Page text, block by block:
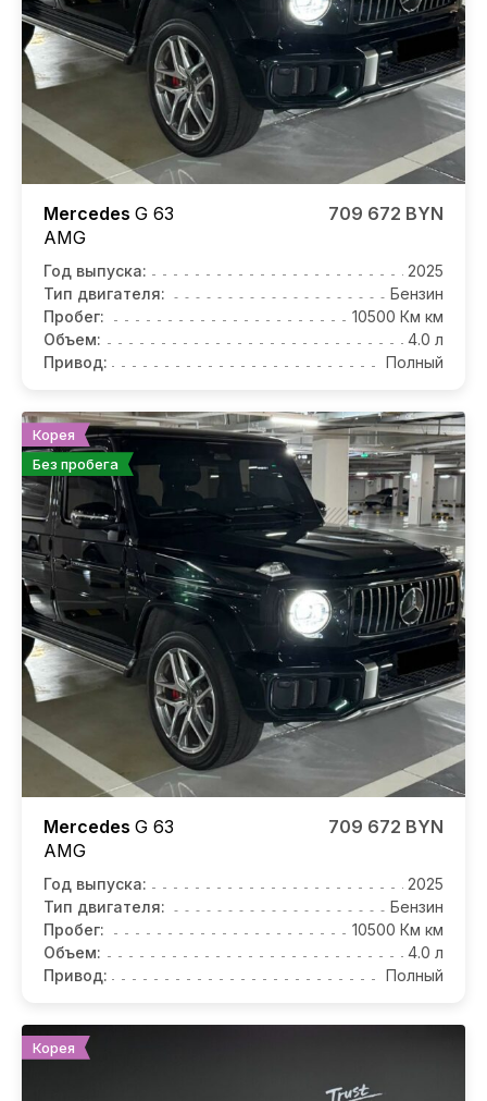
Mercedes G 63
AMG
709 672 BYN
Год выпуска:
2025
Тип двигателя:
Бензин
Пробег:
10500 Км км
Объем:
4.0 л
Привод:
Полный
Корея
Без пробега
Mercedes G 63
AMG
709 672 BYN
Год выпуска:
2025
Тип двигателя:
Бензин
Пробег:
10500 Км км
Объем:
4.0 л
Привод:
Полный
Корея